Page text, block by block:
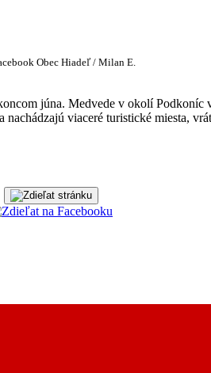
Obec Hiadeľ / Milan E.
júna. Medvede v okolí
viaceré turistické miesta,